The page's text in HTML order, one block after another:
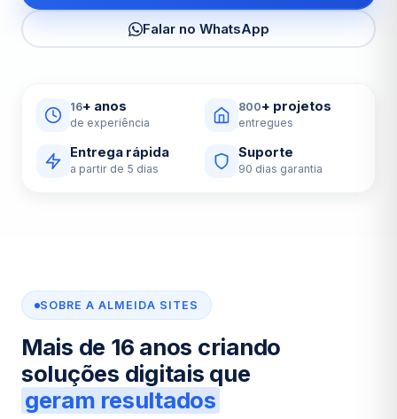
Falar no WhatsApp
16+ anos
de experiência
800+ projetos
entregues
Entrega rápida
a partir de 5 dias
Suporte
90 dias garantia
SOBRE A ALMEIDA SITES
Mais de 16 anos criando
soluções digitais que
geram resultados